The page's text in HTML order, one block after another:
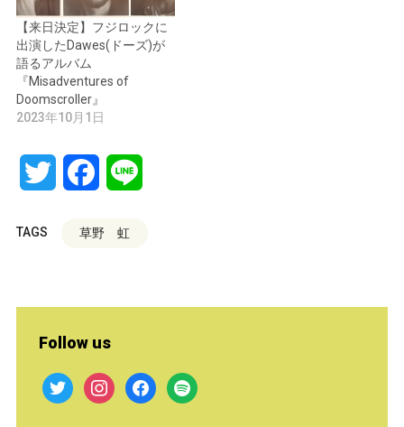
【来日決定】フジロックに
出演したDawes(ドーズ)が
語るアルバム
『Misadventures of
Doomscroller』
2023年10月1日
Twitter Facebook
TAGS 草野 虹
Follow us
twitter instagramfacebook
spotify